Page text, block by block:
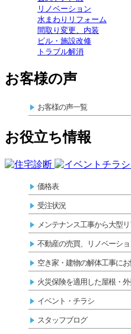
リノベーション
水まわりリフォーム
間取り変更、内装
ビル・施設改修
トラブル解消
お客様の声
お客様の声一覧
お役立ち情報
価格表
受注状況
メンテナンス工事から大型
不動産の売買、リノベーシ
空き家・建物の解体工事に
火災保険を適用した屋根・
イベント・チラシ
スタッフブログ